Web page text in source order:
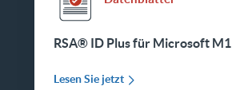
RSA® ID Plus für Microsoft M1
Lesen Sie jetzt